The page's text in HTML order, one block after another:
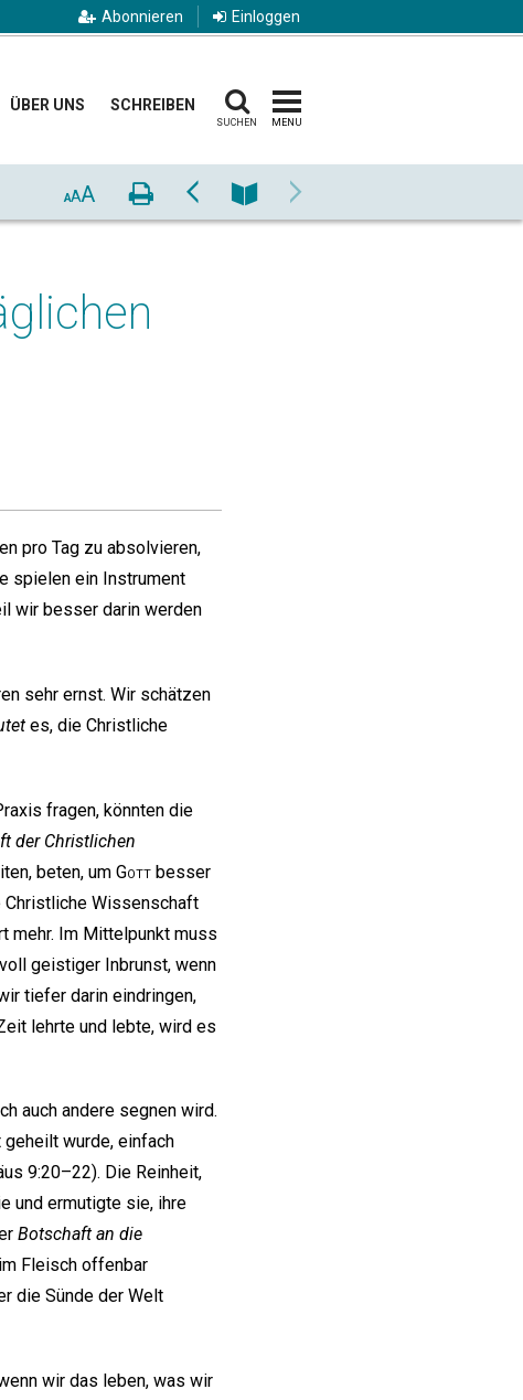
Abonnieren Einloggen
ÜBER UNS SCHREIBEN
SUCHEN MENU
AAA DruckenZurück NummerVor
pro Tag zu absolvieren,
spielen ein Instrument
wir besser darin werden
sehr ernst. Wir schätzen
es, die Christliche
fragen, könnten die
der Christlichen
beten, um Gott besser
Christliche Wissenschaft
mehr. Im Mittelpunkt muss
geistiger Inbrunst, wenn
tiefer darin eindringen,
lehrte und lebte, wird es
auch andere segnen wird.
wurde, einfach
9:20–22). Die Reinheit,
und ermutigte sie, ihre
Botschaft an die
Fleisch offenbar
die Sünde der Welt
wir das leben, was wir